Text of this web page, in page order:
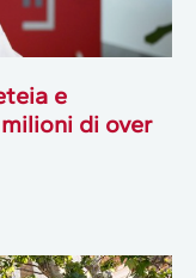
e
di over